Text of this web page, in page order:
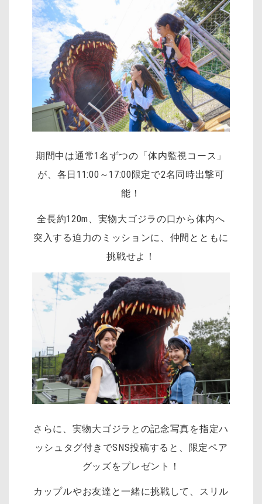
期間中は通常1名ずつの「体内監視コース」
が、各日11:00～17:00限定で2名同時出撃可
能！
全長約120m、実物大ゴジラの口から体内へ
突入する迫力のミッションに、仲間とともに
挑戦せよ！
さらに、実物大ゴジラとの記念写真を指定ハ
ッシュタグ付きでSNS投稿すると、限定ペア
グッズをプレゼント！
カップルやお友達と一緒に挑戦して、スリル